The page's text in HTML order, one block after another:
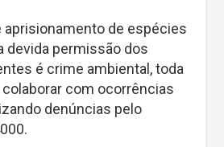
aprisionamento de espécies
devida permissão dos
é crime ambiental, toda
com ocorrências
denúncias pelo